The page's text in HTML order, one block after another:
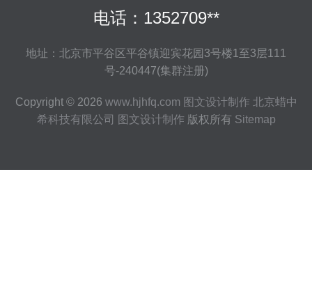
电话：1352709**
地址：北京市平谷区平谷镇迎宾花园3号楼1至3层111
号-240447(集群注册)
Copyright © 2026 www.hjhfq.com 图文设计制作 北京蜡中
希科技有限公司
图文设计制作 版权所有 Sitemap